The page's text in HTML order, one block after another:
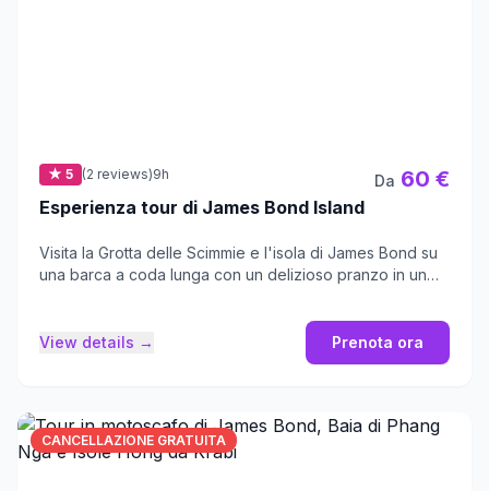
★ 5 (2 reviews)9h
Esperienza tour di James Bond Island
Da 60 €
Visita la Grotta delle Scimmie e l'isola di James Bond su
una barca a coda lunga con un delizioso pranzo in un
View details → Prenota ora
CANCELLAZIONE GRATUITA